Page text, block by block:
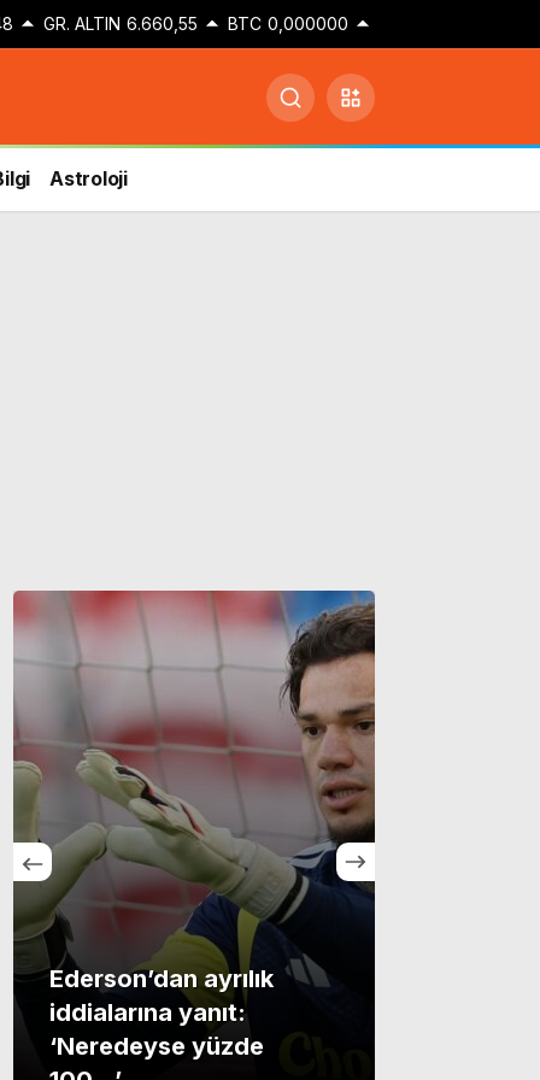
GR. ALTIN 6.660,55 BTC 0,000000
Astroloji
Ederson’dan ayrılık
iddialarına yanıt:
‘Neredeyse yüzde